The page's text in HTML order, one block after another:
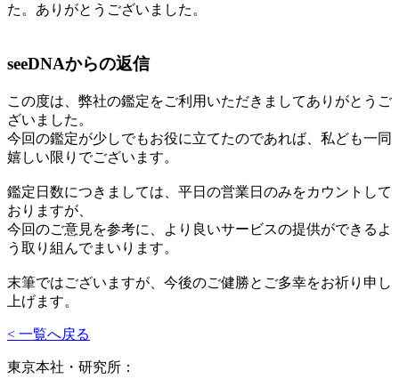
た。ありがとうございました。
seeDNAからの返信
この度は、弊社の鑑定をご利用いただきましてありがとうご
ざいました。
今回の鑑定が少しでもお役に立てたのであれば、私ども一同
嬉しい限りでございます。
鑑定日数につきましては、平日の営業日のみをカウントして
おりますが、
今回のご意見を参考に、より良いサービスの提供ができるよ
う取り組んでまいります。
末筆ではございますが、今後のご健勝とご多幸をお祈り申し
上げます。
< 一覧へ戻る
東京本社・研究所：